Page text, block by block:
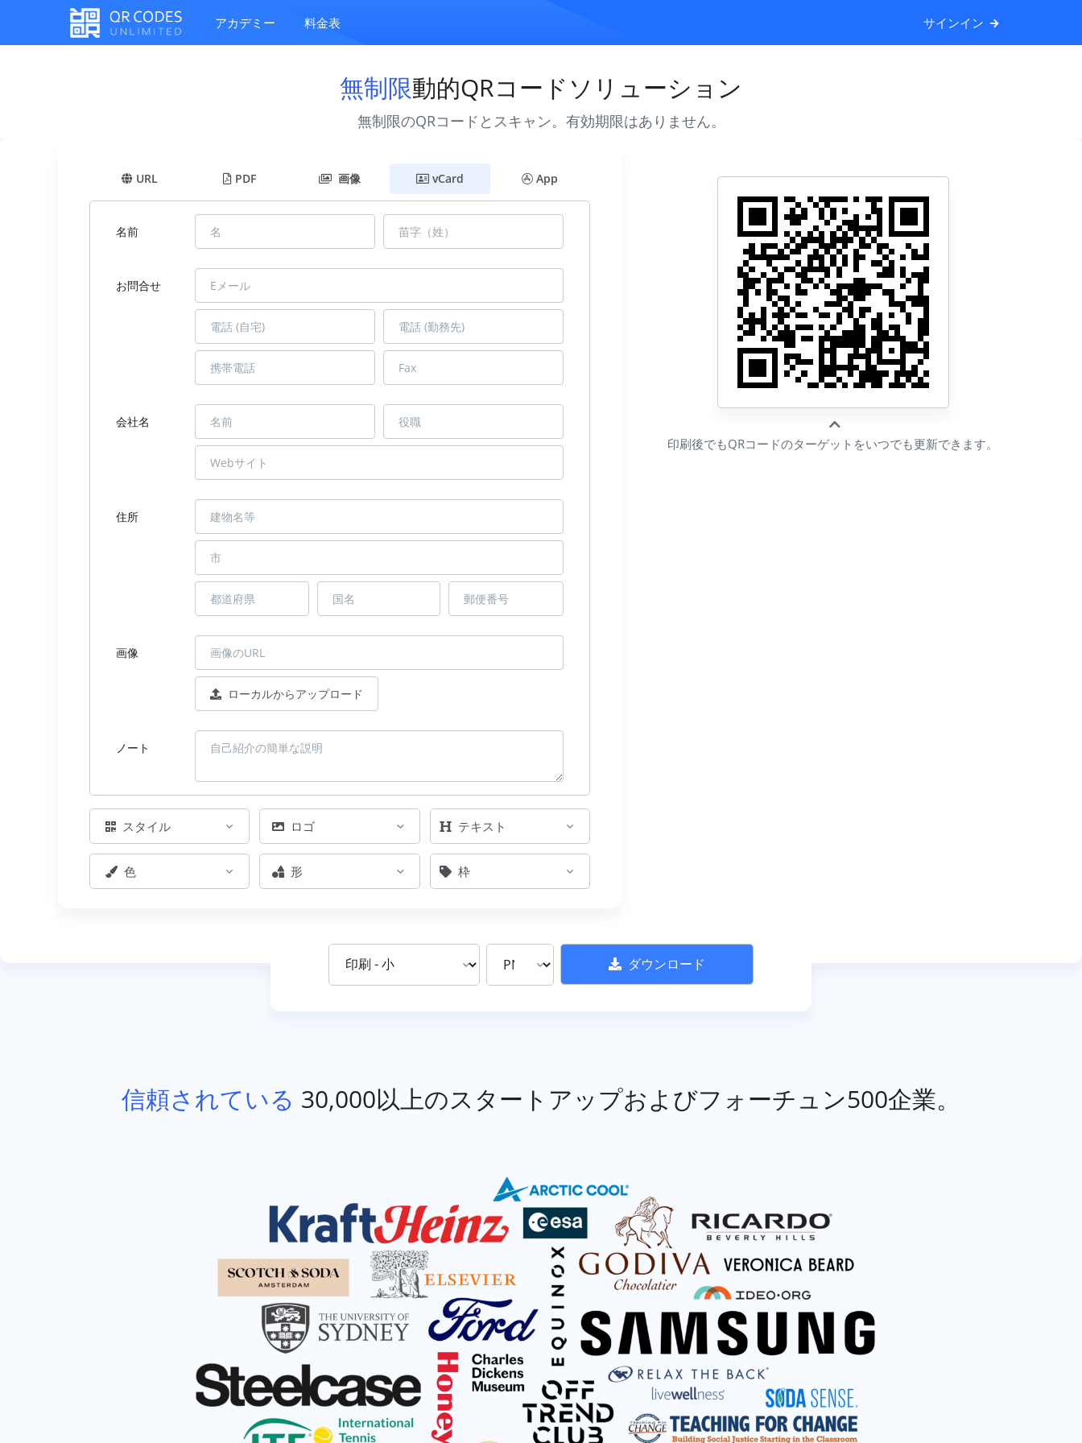
アカデミー 料金表 サインイン
無制限動的QRコードソリューション
無制限のQRコードとスキャン。有効期限はありません。
URL PDF 画像 vCard App
名前
お問合せ
会社名
住所
画像
ローカルからアップロード
ノート
スタイル ロゴ テキスト
色 形 枠
印刷後でもQRコードのターゲットをいつでも更新できます。
ダウンロード
信頼されている 30,000以上のスタートアップおよびフォーチュン500企業。